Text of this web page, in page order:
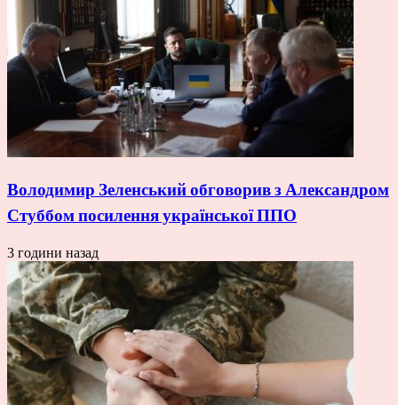
Володимир Зеленський обговорив з Александром
Стуббом посилення української ППО
3 години назад